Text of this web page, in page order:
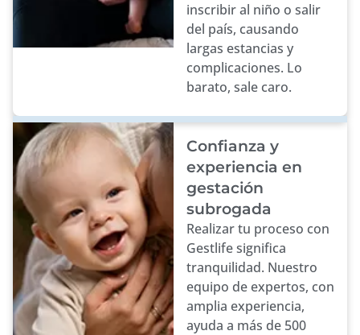
inscribir al niño o salir
del país, causando
largas estancias y
complicaciones. Lo
barato, sale caro.
Confianza y
experiencia en
gestación
subrogada
Realizar tu proceso con
Gestlife significa
tranquilidad. Nuestro
equipo de expertos, con
amplia experiencia,
ayuda a más de 500